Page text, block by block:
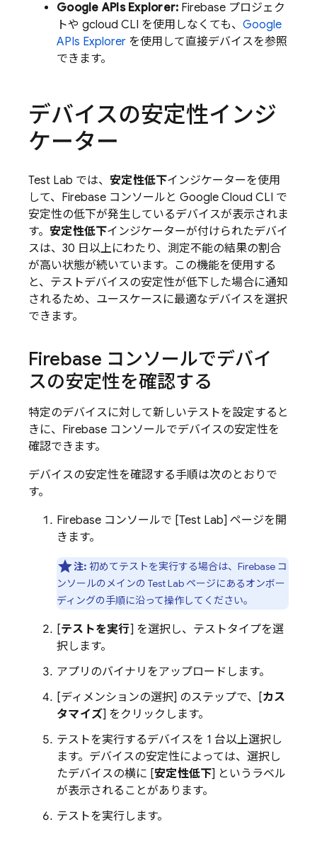
Google APIs Explorer: Firebase プロジェク
トや gcloud CLI を使用しなくても、 Google
APIs Explorer を使用して直接デバイスを参照
できます。
デバイスの安定性インジ
ケーター
Test Lab では、 安定性低下インジケーターを使用
して、 Firebase コンソールと Google Cloud CLI で
安定性の低下が発生しているデバイスが表示されま
す。 安定性低下インジケーターが付けられたデバイ
スは、30 日以上にわたり、測定不能の結果の割合
が高い状態が続いています。この機能を使用する
と、テストデバイスの安定性が低下した場合に通知
されるため、ユースケースに最適なデバイスを選択
できます。
Firebase コンソールでデバイ
スの安定性を確認する
特定のデバイスに対して新しいテストを設定すると
きに、 Firebase コンソールでデバイスの安定性を
確認できます。
デバイスの安定性を確認する手順は次のとおりで
す。
Firebase コンソールで [Test Lab] ページを開
きます。
注: 初めてテストを実行する場合は、 Firebaseコ
ンソールのメインの Test Lab ページにあるオンボー
ディングの手順に沿って操作してください。
[テストを実行] を選択し、テストタイプを選
択します。
アプリのバイナリをアップロードします。
[ディメンションの選択] のステップで、[カス
タマイズ] をクリックします。
テストを実行するデバイスを 1 台以上選択し
ます。デバイスの安定性によっては、選択し
たデバイスの横に [安定性低下] というラベル
が表示されることがあります。
テストを実行します。